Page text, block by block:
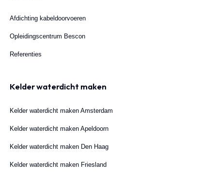
Afdichting kabeldoorvoeren
Opleidingscentrum Bescon
Referenties
Kelder waterdicht maken
Kelder waterdicht maken Amsterdam
Kelder waterdicht maken Apeldoorn
Kelder waterdicht maken Den Haag
Kelder waterdicht maken Friesland